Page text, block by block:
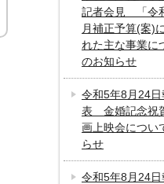
記者会見 「令
月補正予算(案)
れた主な事業に
のお知らせ
令和5年8月24日
表 金婚記念祝
画上映会につい
らせ
令和5年8月24日